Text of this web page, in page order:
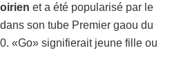
et a été popularisé par le
son tube Premier gaou du
«Go» signifierait jeune fille ou